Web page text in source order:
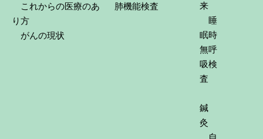
これからの医療のあ
り方
がんの現状
肺機能検査
来
睡
眠時
無呼
吸検
査
鍼
灸
自